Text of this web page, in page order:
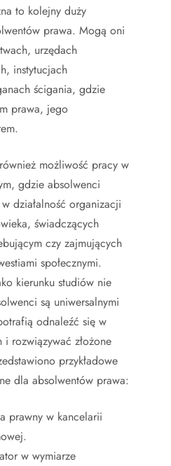
to kolejny duży
prawa. Mogą oni
urzędach
instytucjach
ścigania, gdzie
prawa, jego
możliwość pracy w
gdzie absolwenci
działalność organizacji
świadczących
czy zajmujących
społecznymi.
kierunku studiów nie
są uniwersalnymi
odnaleźć się w
rozwiązywać złożone
przykładowe
dla absolwentów prawa:
prawny w kancelarii
w wymiarze